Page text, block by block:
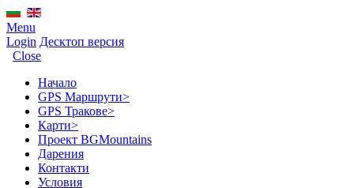
Menu
Login Десктоп версия
Close
Начало
GPS Mаршрути>
GPS Тракове>
Карти>
Проект BGMountains
Дарения
Контакти
Условия